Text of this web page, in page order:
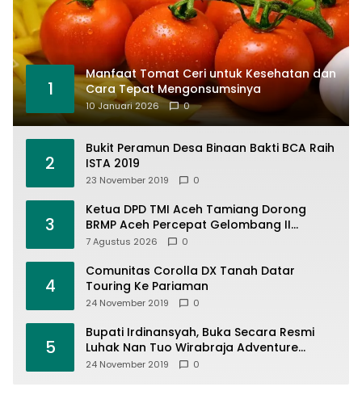
1
Manfaat Tomat Ceri untuk Kesehatan dan
Cara Tepat Mengonsumsinya
10 Januari 2026 0
2
Bukit Peramun Desa Binaan Bakti BCA Raih
ISTA 2019
23 November 2019 0
3
Ketua DPD TMI Aceh Tamiang Dorong
BRMP Aceh Percepat Gelombang II
Eksekusi Program Pascabencana untuk
7 Agustus 2026 0
4
Comunitas Corolla DX Tanah Datar
Touring Ke Pariaman
24 November 2019 0
5
Bupati Irdinansyah, Buka Secara Resmi
Luhak Nan Tuo Wirabraja Adventure
Offroad 2019
24 November 2019 0